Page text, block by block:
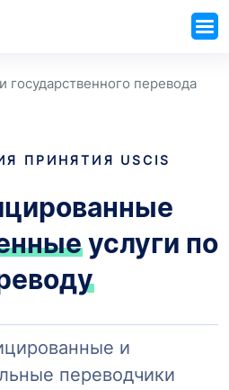
государственного перевода
ПРИНЯТИЯ USCIS
услуги по
и
переводчики